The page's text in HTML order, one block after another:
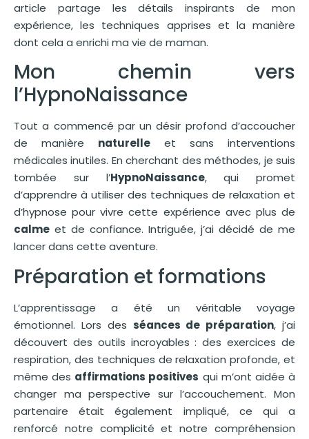
article partage les détails inspirants de mon
expérience, les techniques apprises et la manière
dont cela a enrichi ma vie de maman.
Mon chemin vers
l’HypnoNaissance
Tout a commencé par un désir profond d’accoucher
de manière naturelle et sans interventions
médicales inutiles. En cherchant des méthodes, je suis
tombée sur l’HypnoNaissance, qui promet
d’apprendre à utiliser des techniques de relaxation et
d’hypnose pour vivre cette expérience avec plus de
calme et de confiance. Intriguée, j’ai décidé de me
lancer dans cette aventure.
Préparation et formations
L’apprentissage a été un véritable voyage
émotionnel. Lors des séances de préparation, j’ai
découvert des outils incroyables : des exercices de
respiration, des techniques de relaxation profonde, et
même des affirmations positives qui m’ont aidée à
changer ma perspective sur l’accouchement. Mon
partenaire était également impliqué, ce qui a
renforcé notre complicité et notre compréhension